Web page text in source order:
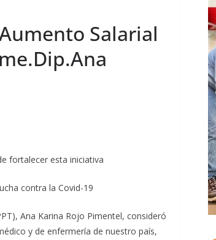
Salarial
fortalecer esta iniciativa
contra la Covid-19
Ana Karina Rojo Pimentel, consideró
y de enfermería de nuestro país,